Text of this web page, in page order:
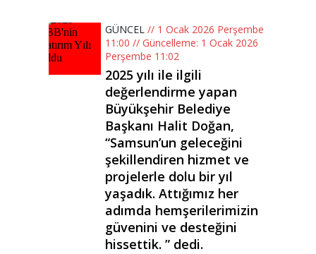
GÜNCEL // 1 Ocak 2026 Perşembe
11:00 // Güncelleme: 1 Ocak 2026
Perşembe 11:02
2025 yılı ile ilgili
değerlendirme yapan
Büyükşehir Belediye
Başkanı Halit Doğan,
“Samsun’un geleceğini
şekillendiren hizmet ve
projelerle dolu bir yıl
yaşadık. Attığımız her
adımda hemşerilerimizin
güvenini ve desteğini
hissettik. ” dedi.